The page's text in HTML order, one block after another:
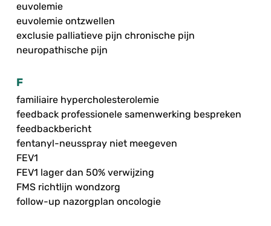
euvolemie
euvolemie ontzwellen
exclusie palliatieve pijn chronische pijn
neuropathische pijn
F
familiaire hypercholesterolemie
feedback professionele samenwerking bespreken
feedbackbericht
fentanyl-neusspray niet meegeven
FEV1
FEV1 lager dan 50% verwijzing
FMS richtlijn wondzorg
follow-up nazorgplan oncologie